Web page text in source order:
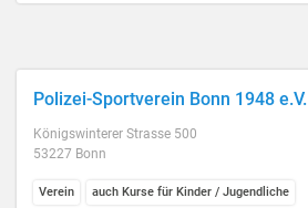
Polizei-Sportverein Bonn 1948 e.V.
Königswinterer Strasse 500
53227 Bonn
Verein auch Kurse für Kinder / Jugendliche